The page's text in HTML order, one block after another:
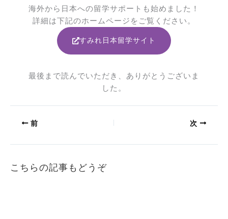
海外から日本への留学サポートも始めました！
詳細は下記のホームページをご覧ください。
すみれ日本留学サイト
最後まで読んでいただき、ありがとうございま
した。
前 次
こちらの記事もどうぞ